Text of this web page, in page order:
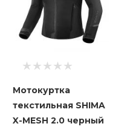
Мотокуртка
текстильная SHIMA
X-MESH 2.0 черный